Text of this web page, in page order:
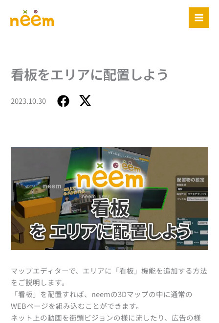
看板をエリアに配置しよう
2023.10.30
マップエディターで、エリアに「看板」機能を追加する方法
をご説明します。
「看板」を配置すれば、neemの3Dマップの中に通常の
WEBページを組み込むことができます。
ネット上の動画を街頭ビジョンの様に流したり、広告の様